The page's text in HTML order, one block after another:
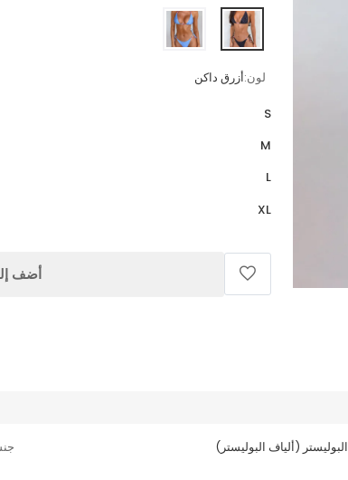
لون:أزرق داكن
S
M
L
XL
أضف
البوليستر (ألياف البوليستر)